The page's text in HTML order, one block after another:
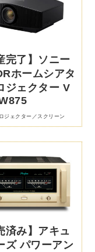
完了】ソニー
ホームシアタ
ジェクター V
ジェクター／スクリーン
済み】アキュ
ズ パワーアン